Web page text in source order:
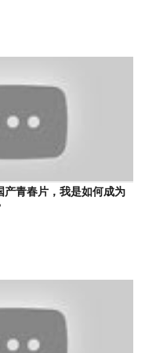
产青春片，我是如何成为